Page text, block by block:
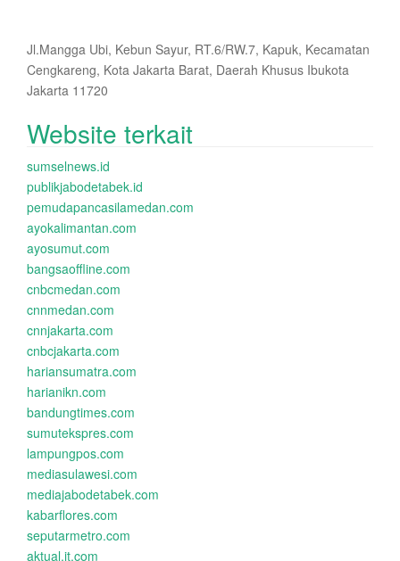
Jl.Mangga Ubi, Kebun Sayur, RT.6/RW.7, Kapuk, Kecamatan
Cengkareng, Kota Jakarta Barat, Daerah Khusus Ibukota
Jakarta 11720
Website terkait
sumselnews.id
publikjabodetabek.id
pemudapancasilamedan.com
ayokalimantan.com
ayosumut.com
bangsaoffline.com
cnbcmedan.com
cnnmedan.com
cnnjakarta.com
cnbcjakarta.com
hariansumatra.com
harianikn.com
bandungtimes.com
sumutekspres.com
lampungpos.com
mediasulawesi.com
mediajabodetabek.com
kabarflores.com
seputarmetro.com
aktual.it.com